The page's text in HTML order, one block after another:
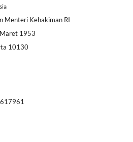
Menteri Kehakiman RI
1953
10130